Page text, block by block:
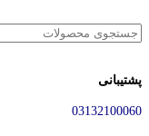
پشتیبانی
03132100060